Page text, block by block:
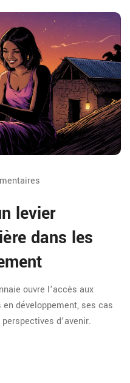
levier
dans les
ouvre l’accès aux
développement, ses cas
d’avenir.